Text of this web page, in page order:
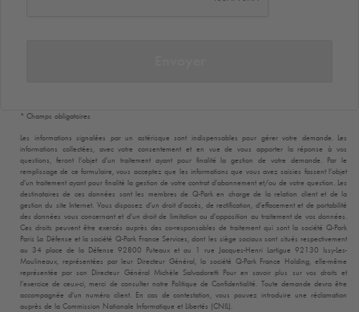
* Champs obligatoires
Les informations signalées par un astérisque sont indispensables pour gérer votre demande. Les
informations collectées, avec votre consentement et en vue de vous apporter la réponse à vos
questions, feront l’objet d’un traitement ayant pour finalité la gestion de votre demande. Par le
remplissage de ce formulaire, vous acceptez que les informations que vous avez saisies fassent l’objet
d’un traitement ayant pour finalité la gestion de votre contrat d’abonnement et/ou de votre question. Les
destinataires de ces données sont les membres de Q-Parken charge de la relation client et de la
gestion du site Internet. Vous disposez d’un droit d’accès, de rectification, d’effacement et de portabilité
des données vous concernant et d’un droit de limitation ou d’opposition au traitement de vos données.
Ces droits peuvent être exercés auprès des co-responsables de traitement qui sont la société Q-Park
Paris La Défense et la société Q-ParkFrance Services, dont les siège sociaux sont situés respectivement
au 34 place de la Défense 92800 Puteaux et au 1 rue Jacques-Henri Lartigue 92130 Issy-Les-
Moulineaux, représentées par leur Directeur Général, la société Q-ParkFrance Holding, elle-même
représentée par son Directeur Général Michèle Salvadoretti Pour en savoir plus sur vos droits et
l’exercice de ceux-ci, merci de consulter notre Politique de Confidentialité. Toute demande devra être
accompagnée d’un numéro client. En cas de contestation, vous pouvez introduire une réclamation
auprès de la Commission Nationale Informatique et Libertés (CNIL).